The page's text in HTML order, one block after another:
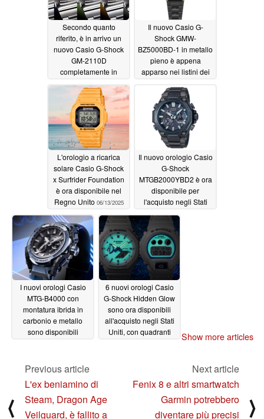
Secondo quanto
riferito, è in arrivo un
nuovo Casio G-Shock
GM-2110D
completamente in
quadrante sfumato
06/16/2025
Il nuovo Casio G-
Shock GMW-
BZ5000BD-1 in metallo
pieno è appena
apparso nei listini dei
lancio è imminente
06/15/2025
L'orologio a ricarica
solare Casio G-Shock
x Surfrider Foundation
è ora disponibile nel
Regno Unito 06/13/2025
Il nuovo orologio Casio
G-Shock
MTGB2000YBD2 è ora
disponibile per
l'acquisto negli Stati
in acciaio al carbonio
di qualità superiore
06/13/2025
I nuovi orologi Casio
MTG-B4000 con
montatura ibrida in
carbonio e metallo
sono disponibili
6 nuovi orologi Casio
G-Shock Hidden Glow
sono ora disponibili
all'acquisto negli Stati
Uniti, con quadranti
Show more articles
⟨
Previous article
L'ex beniamino di
Steam, Dragon Age
Veilguard, è fallito a
Next article
Fenix 8 e altri smartwatch
Garmin potrebbero
diventare più precisi
⟩